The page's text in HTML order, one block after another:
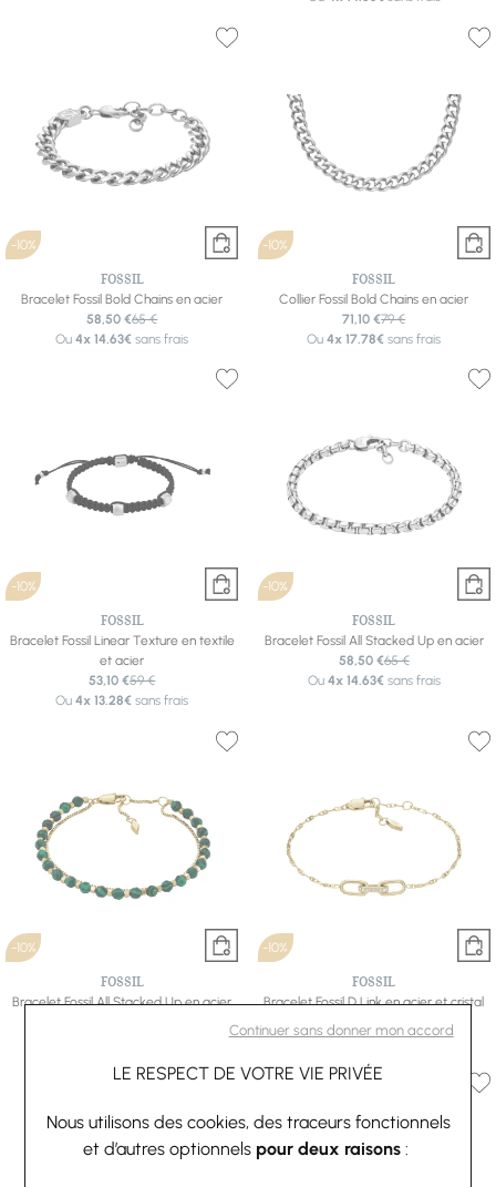
Continuer sans donner mon accord
LE RESPECT DE VOTRE VIE PRIVÉE
Nous utilisons des cookies, des traceurs fonctionnels
et d’autres optionnels pour deux raisons :
-10%
FOSSIL
Bracelet Fossil Bold Chains en acier
58,50 €65 €
Ou4x 14.63€ sans frais
-10%
FOSSIL
Collier Fossil Bold Chains en acier
71,10 €79 €
Ou4x 17.78€ sans frais
-10%
FOSSIL
Bracelet Fossil Linear Texture en textile
et acier
53,10 €59 €
Ou4x 13.28€ sans frais
-10%
FOSSIL
Bracelet Fossil All Stacked Up en acier
58,50 €65 €
Ou 4x 14.63€sans frais
-10%
FOSSIL
Bracelet Fossil All Stacked Up en acier
-10%
FOSSIL
Bracelet Fossil D Link en acier et cristal
Ou4x 13.28€sans frais